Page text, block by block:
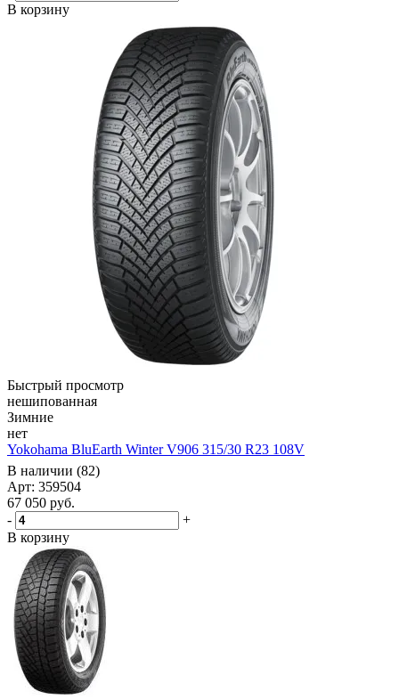
В корзину
Быстрый просмотр
нешипованная
Зимние
нет
Yokohama BluEarth Winter V906 315/30 R23 108V
В наличии (82)
Арт: 359504
67 050 руб.
-
+
В корзину